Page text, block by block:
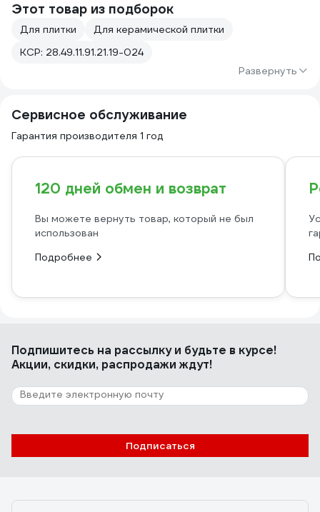
Этот товар из подборок
Для плитки
Для керамической плитки
КСР: 28.49.11.91.21.19-024
Развернуть
Сервисное обслуживание
Гарантия производителя 1 год
120 дней обмен и возврат
Вы можете вернуть товар, который не был
использован
Подробнее
Подпишитесь на рассылкуи будьте в курсе!
Акции, скидки, распродажи ждут!
Подписаться